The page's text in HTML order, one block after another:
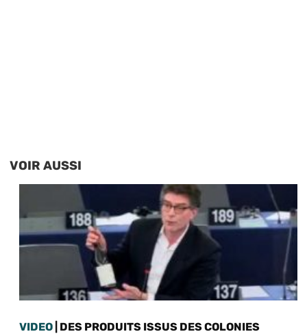
VOIR AUSSI
VIDEO | DES PRODUITS ISSUS DES COLONIES